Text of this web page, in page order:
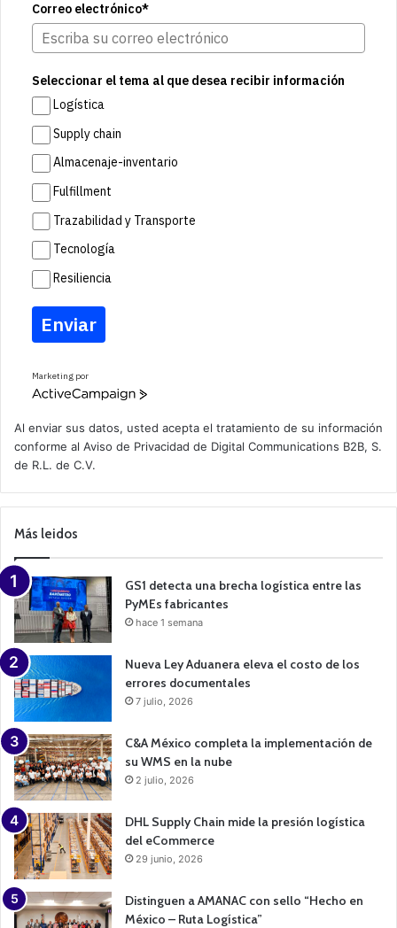
Correo electrónico*
Seleccionar el tema al que desea recibir información
Logística
Supply chain
Almacenaje-inventario
Fulfillment
Trazabilidad y Transporte
Tecnología
Resiliencia
Enviar
Marketing por
A
v
e
a
m
a
n
Al enviar sus datos, usted acepta el tratamiento de su información
conforme al Aviso de Privacidad de Digital Communications B2B, S.
de R.L. de C.V.
Más leidos
GS1 detecta una brecha logística entre las
PyMEs fabricantes
hace 1 semana
Nueva Ley Aduanera eleva el costo de los
errores documentales
7 julio, 2026
C&A México completa la implementación de
su WMS en la nube
2 julio, 2026
DHL Supply Chain mide la presión logística
del eCommerce
29 junio, 2026
Distinguen a AMANAC con sello “Hecho en
México – Ruta Logística”